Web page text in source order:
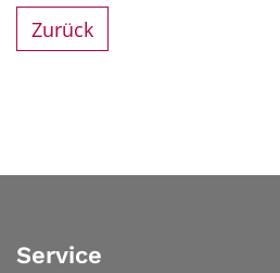
Zurück
Service